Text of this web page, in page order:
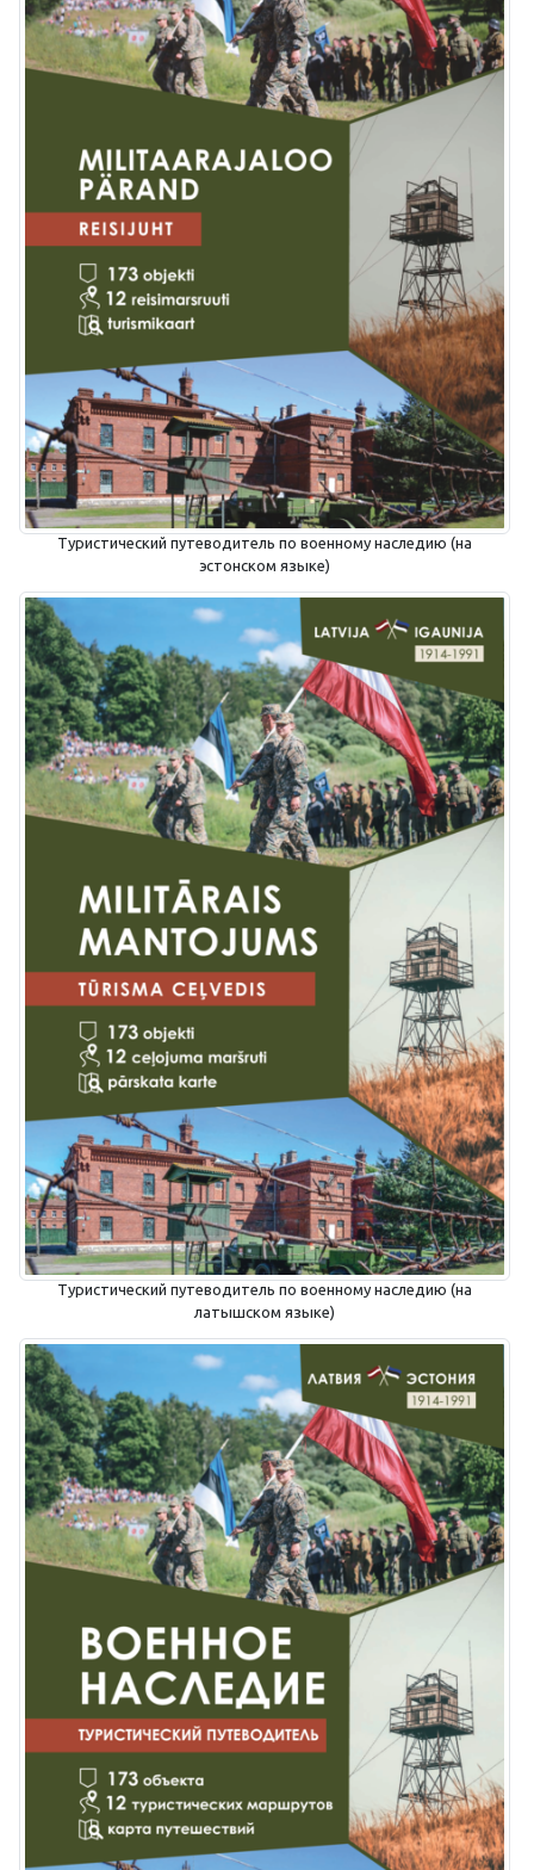
Туристический путеводитель по военному наследию (на
эстонском языке)
Туристический путеводитель по военному наследию (на
латышском языке)